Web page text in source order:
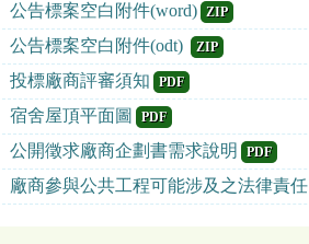
公告標案空白附件(word) ZIP
公告標案空白附件(odt) ZIP
投標廠商評審須知 PDF
宿舍屋頂平面圖 PDF
公開徵求廠商企劃書需求說明 PDF
廠商參與公共工程可能涉及之法律責任